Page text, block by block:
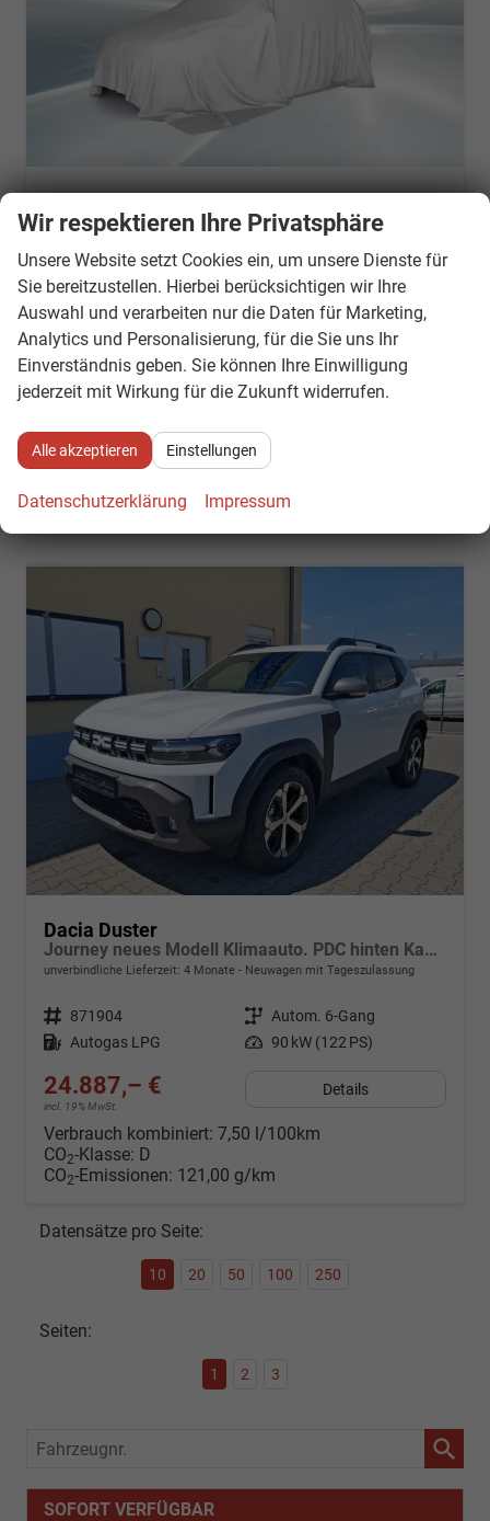
Fahrzeugnr. 883292 Getriebe Schaltgetriebe
Kraftstoff Benzin Außenfarbe Glacierweiß
Leistung 96 kW (131 PS) Kilometerstand 10 km
01.01.2026
incl. 19% MwSt.
Verbrauch kombiniert:6,30 l/100km
CO2-Emissionen:124,00 g/km
Dacia Duster
Journey neues Modell Klimaauto. PDC hinten Kamera Tempomat Hands-free K. 18 Zoll Leichtmetallf.
unverbindliche Lieferzeit: 4 Monate Neuwagen mit Tageszulassung
Fahrzeugnr. 871904 Getriebe Autom. 6-Gang
Kraftstoff Autogas LPG Leistung 90 kW (122 PS)
24.887,– €
incl. 19% MwSt.
Details
Verbrauch kombiniert: 7,50 l/100km
CO2-Klasse: D
CO2-Emissionen: 121,00 g/km
Datensätze pro Seite:
10 20 50 100 250
Seiten:
1 2 3
Fahrzeugnr.
SOFORT VERFÜGBAR
Wir respektieren Ihre Privatsphäre
Unsere Website setzt Cookies ein, um unsere Dienste für
Sie bereitzustellen. Hierbei berücksichtigen wir Ihre
Auswahl und verarbeiten nur die Daten für Marketing,
Analytics und Personalisierung, für die Sie uns Ihr
Einverständnis geben. Sie können Ihre Einwilligung
jederzeit mit Wirkung für die Zukunft widerrufen.
Alle akzeptieren Einstellungen
Datenschutzerklärung Impressum